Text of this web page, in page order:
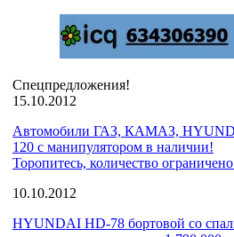
Спецпредложения!
15.10.2012
Автомобили ГАЗ, КАМАЗ,
120 с манипулятором в наличии!
Торопитесь, количество
10.10.2012
HYUNDAI HD-78 бортовой со